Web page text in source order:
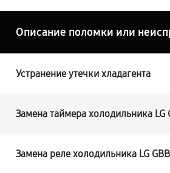
Описание поломки или
Устранение утечки хладагента
Замена таймера холодильника LG
Замена реле холодильника LG